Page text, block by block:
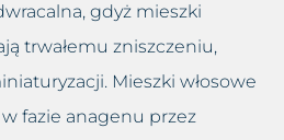
gdyż mieszki
trwałemu zniszczeniu,
Mieszki włosowe
fazie anagenu przez